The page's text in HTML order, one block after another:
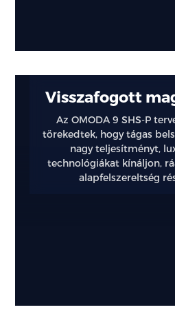
Visszafogott
Az OMODA 9 SHS-P
törekedtek, hogy tágas
nagy teljesítményt,
technológiákat kínáljon,
alapfelszereltség